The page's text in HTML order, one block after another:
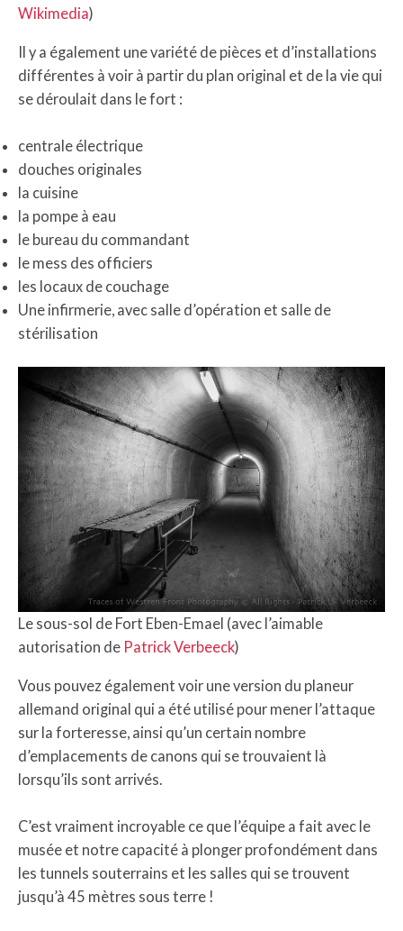
Wikimedia)
Il y a également une variété de pièces et d’installations
différentes à voir à partir du plan original et de la vie qui
se déroulait dans le fort :
centrale électrique
douches originales
la cuisine
la pompe à eau
le bureau du commandant
le mess des officiers
les locaux de couchage
Une infirmerie, avec salle d’opération et salle de
stérilisation
Le sous-sol de Fort Eben-Emael (avec l’aimable
autorisation de Patrick Verbeeck)
Vous pouvez également voir une version du planeur
allemand original qui a été utilisé pour mener l’attaque
sur la forteresse, ainsi qu’un certain nombre
d’emplacements de canons qui se trouvaient là
lorsqu’ils sont arrivés.
C’est vraiment incroyable ce que l’équipe a fait avec le
musée et notre capacité à plonger profondément dans
les tunnels souterrains et les salles qui se trouvent
jusqu’à 45 mètres sous terre !